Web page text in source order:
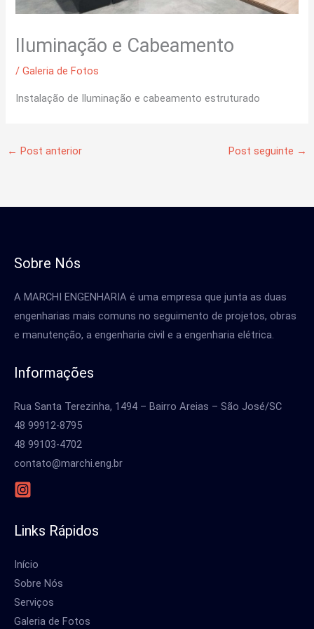
Iluminação e Cabeamento
/Galeria de Fotos
Instalação de Iluminação e cabeamento estruturado
← Post anterior Post seguinte →
Sobre Nós
A MARCHI ENGENHARIA é uma empresa que junta as duas
engenharias mais comuns no seguimento de projetos, obras
e manutenção, a engenharia civil e a engenharia elétrica.
Informações
Rua Santa Terezinha, 1494 – Bairro Areias – São José/SC
48 99912-8795
48 99103-4702
contato@marchi.eng.br
Links Rápidos
Início
Sobre Nós
Serviços
Galeria de Fotos